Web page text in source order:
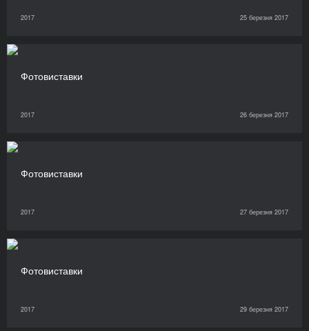
2017 25 березня 2017
Фотовиставки
2017 26 березня 2017
Фотовиставки
2017 27 березня 2017
Фотовиставки
2017 29 березня 2017